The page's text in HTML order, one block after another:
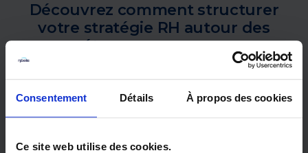
Consentement Détails À propos des cookies
Ce site web utilise des cookies.
Découvrez comment structurer
votre stratégie RH autour des
compétences pour gagner en
agilité, en engagement et en
compétitivité.